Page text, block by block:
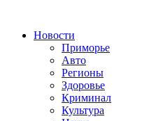
Новости
Приморье
Авто
Регионы
Здоровье
Криминал
Культура